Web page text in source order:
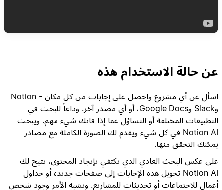
عن حالة الاستخدام هذه
اسأل عن أي مشروع واحصل على إجابات من كل مكان - Notion
وSlack وGoogle Docs، أو أي مصدر آخر. وداعاً للبحث في
التطبيقات المختلفة أو التساؤل عما إذا فاتك شيء مهم. ويبحث
Notion AI في كل شيء ويقدم لك الصورة الكاملة مع مصادر
يمكنك التحقق منها.
على عكس البحث العادي الذي يكتفي بإيجاد المحتوى، يتيح لك
Notion AI تحويل هذه الإجابات إلى صفحات جديدة أو جداول
أعمال للاجتماعات أو تحديثات للمشاريع. ويشبه الأمر وجود شخص